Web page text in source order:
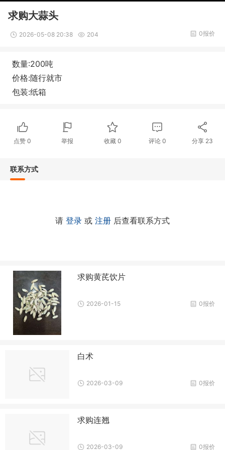
求购大蒜头
2026-05-08 20:38 204 0报价
数量:200吨
价格:随行就市
包装:纸箱
点赞0 举报 收藏 0 评论0 分享 23
联系方式
请 登录 或 注册 后查看联系方式
求购黄芪饮片
0报价
2026-01-15
白术
0报价
2026-03-09
求购连翘
0报价
2026-03-09